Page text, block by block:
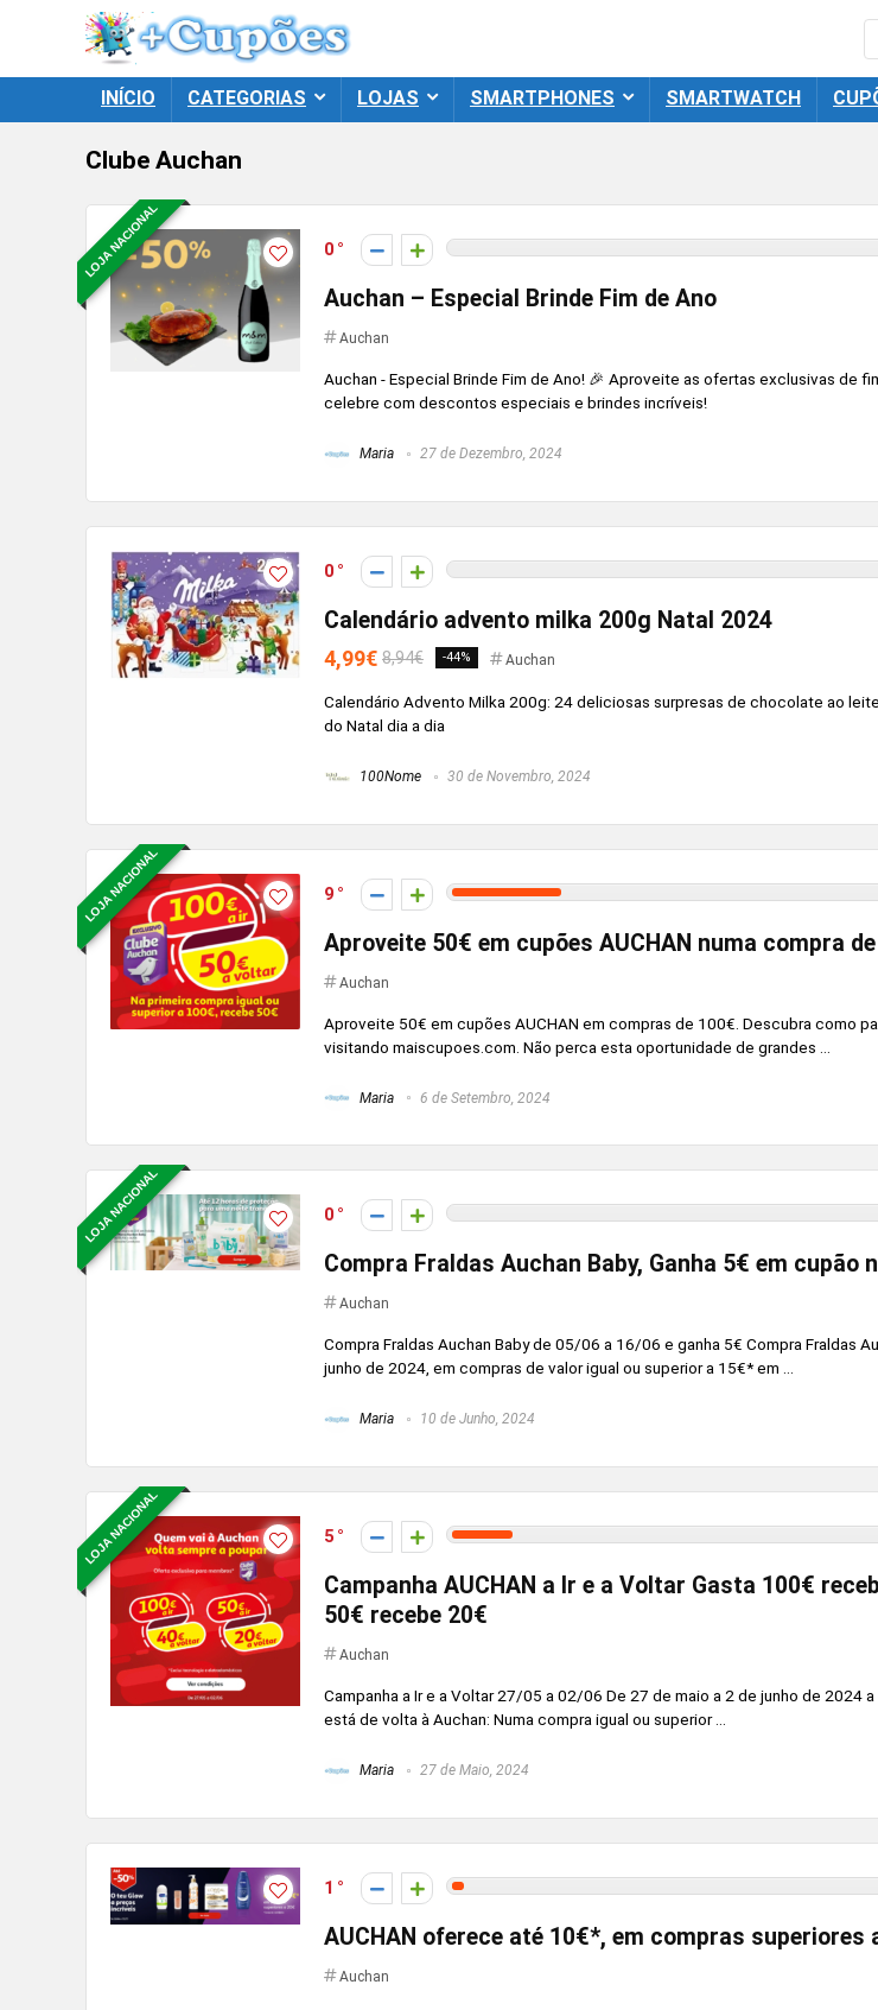
INÍCIO CATEGORIAS LOJAS SMARTPHONES SMARTWATCH
Clube Auchan
LOJA NACIONAL 0
Auchan – Especial Brinde Fim de Ano
Auchan
Auchan - Especial Brinde Fim de Ano! 🎉 Aproveite as ofertas exclusivas de
celebre com descontos especiais e brindes incríveis!
Maria 27 de Dezembro, 2024
0
Calendário advento milka 200g Natal 2024
4,99€ 8,94€ -44% Auchan
Calendário Advento Milka 200g: 24 deliciosas surpresas de chocolate ao
do Natal dia a dia
100Nome 30 de Novembro, 2024
LOJA NACIONAL 9
Aproveite 50€ em cupões AUCHAN numa compra
Auchan
Aproveite 50€ em cupões AUCHAN em compras de 100€. Descubra como
visitando maiscupoes.com. Não perca esta oportunidade de grandes ...
Maria 6 de Setembro, 2024
LOJA NACIONAL 0
Compra Fraldas Auchan Baby, Ganha 5€ em cupão
Auchan
Compra Fraldas Auchan Baby de 05/06 a 16/06 e ganha 5€ Compra Fraldas
junho de 2024, em compras de valor igual ou superior a 15€* em ...
Maria 10 de Junho, 2024
LOJA NACIONAL 5
Campanha AUCHAN a Ir e a Voltar Gasta 100€
50€ recebe 20€
Auchan
Campanha a Ir e a Voltar 27/05 a 02/06 De 27 de maio a 2 de junho de 2024 a
está de volta à Auchan: Numa compra igual ou superior ...
Maria 27 de Maio, 2024
1
AUCHAN oferece até 10€*, em compras superiores
Auchan